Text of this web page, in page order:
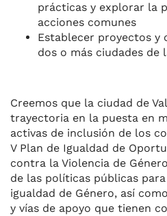
prácticas y explorar la
acciones comunes
Establecer proyectos y
dos o más ciudades de
Creemos que la ciudad de
trayectoria en la puesta en
activas de inclusión de los
V Plan de Igualdad de
contra la Violencia de
de las políticas públicas
igualdad de Género, así
y vías de apoyo que tienen